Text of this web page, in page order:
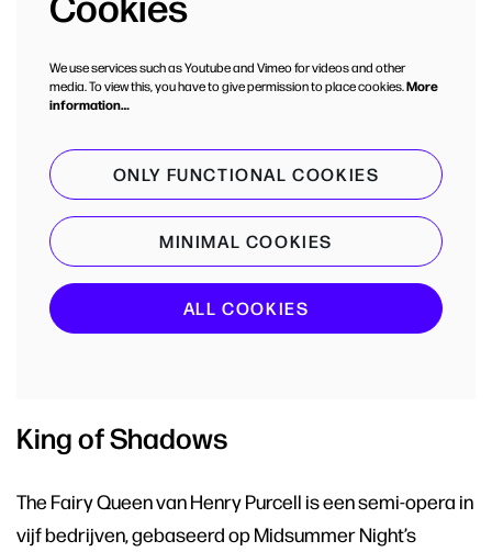
We use services such as Youtube and Vimeo for videos and other
media. To view this, you have to give permission to place cookies.More
information…
ONLY FUNCTIONAL COOKIES
MINIMAL COOKIES
ALL COOKIES
King of Shadows
The Fairy Queen van Henry Purcell is een semi-opera in
vijf bedrijven, gebaseerd op Midsummer Night’s